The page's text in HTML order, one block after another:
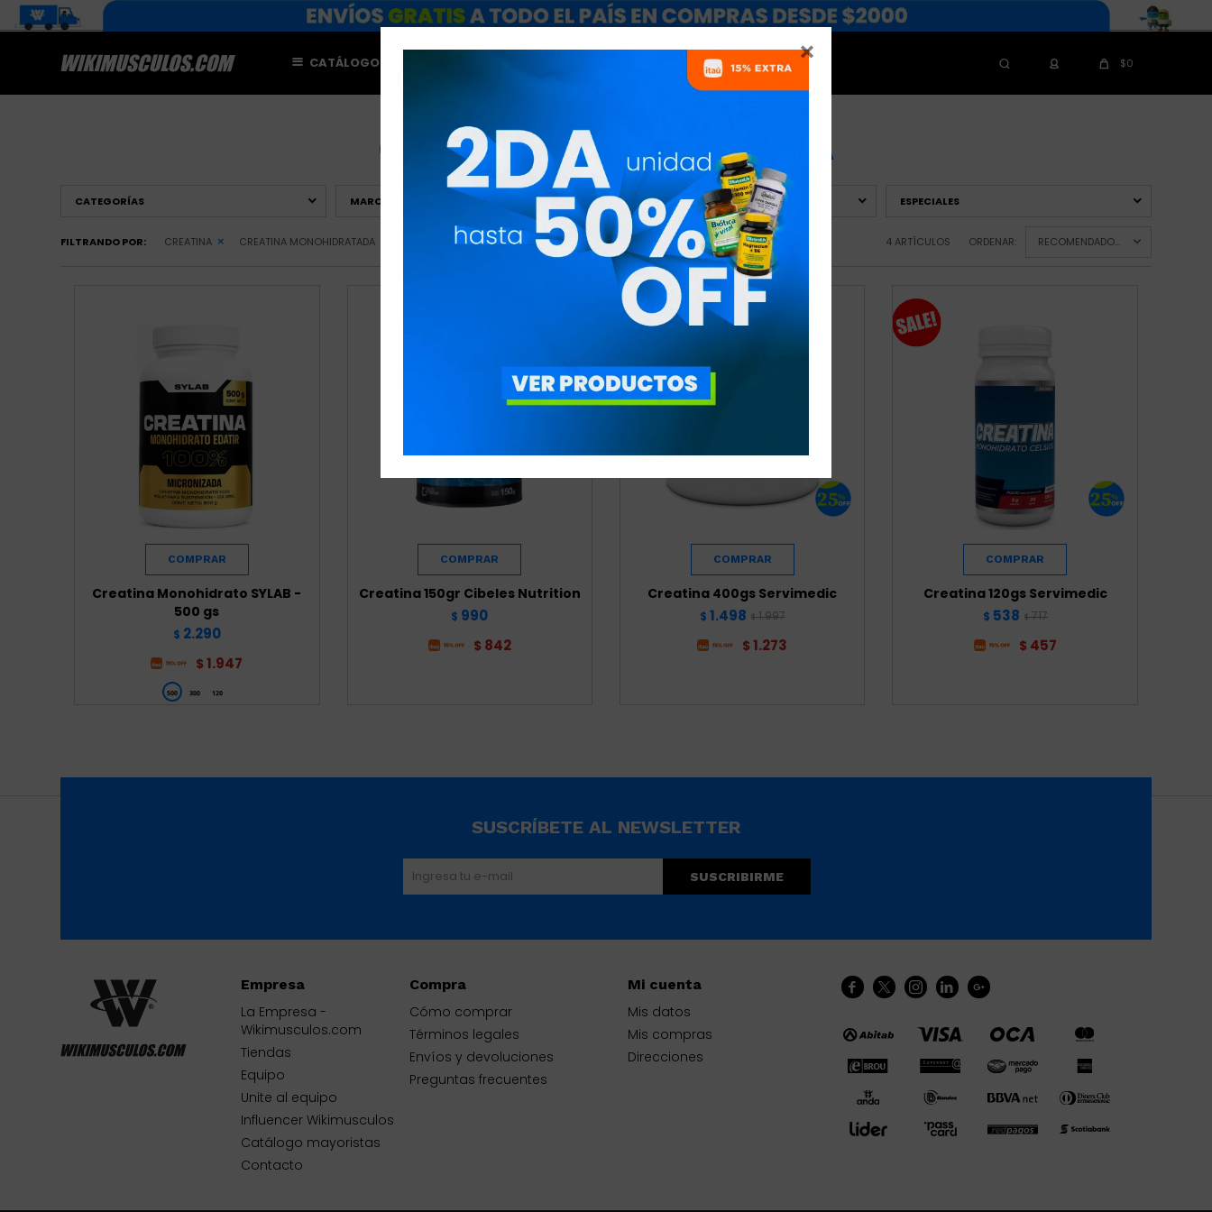

CATÁLOGO NUTRICIONISTAS $0
CREATINA MONOHIDRATADA
CATEGORÍAS MARCAS PRECIO($) ESPECIALES
FILTRANDO POR: CREATINA CREATINA MONOHIDRATADA QUITAR FILTROS 4 ARTÍCULOS ORDENAR: RECOMENDADOS
Creatina Monohidrato SYLAB -
500 gs
$ 2.290
$ 1.947
Creatina 150gr Cibeles Nutrition
$ 990
$ 842
Creatina 400gs Servimedic
$ 1.498 $ 1.997
$ 1.273
Creatina 120gs Servimedic
$ 538 $ 717
$ 457
    
Empresa
La Empresa -
Wikimusculos.com
Tiendas
Equipo
Unite al equipo
Influencer Wikimusculos
Catálogo mayoristas
Contacto
Compra
Cómo comprar
Términos legales
Envíos y devoluciones
Preguntas frecuentes
Mi cuenta
Mis datos
Mis compras
Direcciones
SUSCRÍBETE AL NEWSLETTER
SUSCRIBIRME